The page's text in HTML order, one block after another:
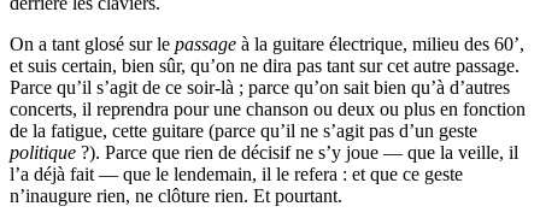
On a tant glosé sur le passage à la guitare électrique, milieu des 60’,
et suis certain, bien sûr, qu’on ne dira pas tant sur cet autre passage.
Parce qu’il s’agit de ce soir-là ; parce qu’on sait bien qu’à d’autres
concerts, il reprendra pour une chanson ou deux ou plus en fonction
de la fatigue, cette guitare (parce qu’il ne s’agit pas d’un geste
politique ?). Parce que rien de décisif ne s’y joue — que la veille, il
l’a déjà fait — que le lendemain, il le refera : et que ce geste
n’inaugure rien, ne clôture rien. Et pourtant.